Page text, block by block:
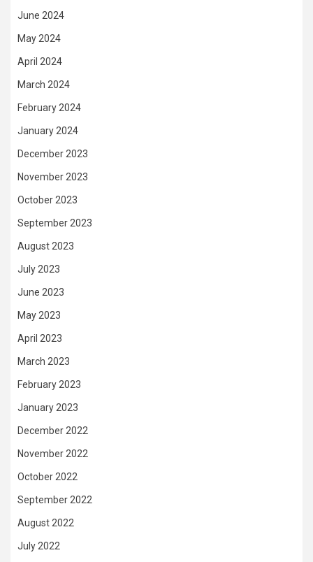
June 2024
May 2024
April 2024
March 2024
February 2024
January 2024
December 2023
November 2023
October 2023
September 2023
August 2023
July 2023
June 2023
May 2023
April 2023
March 2023
February 2023
January 2023
December 2022
November 2022
October 2022
September 2022
August 2022
July 2022